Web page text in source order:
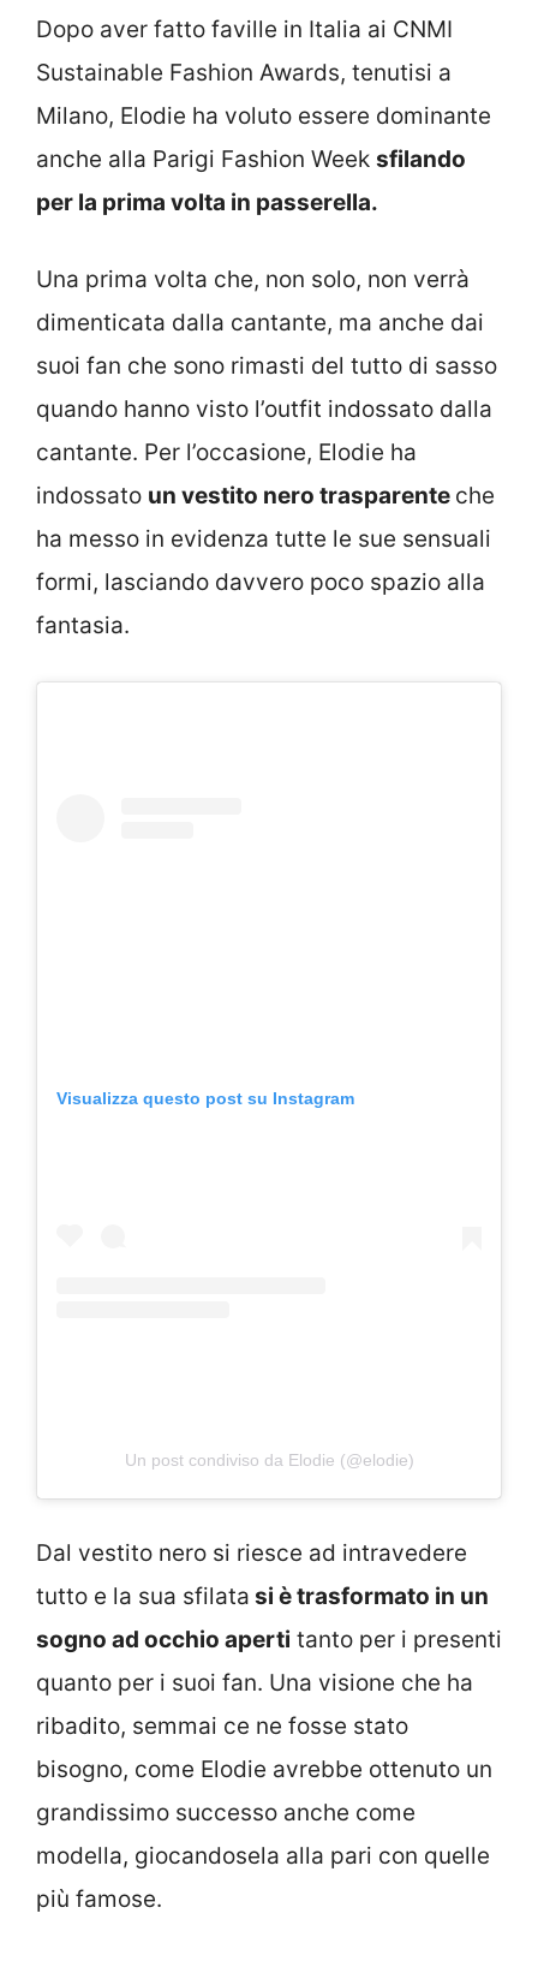
Dopo aver fatto faville in Italia ai CNMI
Sustainable Fashion Awards, tenutisi a
Milano, Elodie ha voluto essere dominante
anche alla Parigi Fashion Week sfilando
per la prima volta in passerella.
Una prima volta che, non solo, non verrà
dimenticata dalla cantante, ma anche dai
suoi fan che sono rimasti del tutto di sasso
quando hanno visto l’outfit indossato dalla
cantante. Per l’occasione, Elodie ha
indossato un vestito nero trasparente che
ha messo in evidenza tutte le sue sensuali
formi, lasciando davvero poco spazio alla
fantasia.
Visualizza questo post su Instagram
Un post condiviso da Elodie (@elodie)
Dal vestito nero si riesce ad intravedere
tutto e la sua sfilata si è trasformato in un
sogno ad occhio aperti tanto per i presenti
quanto per i suoi fan. Una visione che ha
ribadito, semmai ce ne fosse stato
bisogno, come Elodie avrebbe ottenuto un
grandissimo successo anche come
modella, giocandosela alla pari con quelle
più famose.